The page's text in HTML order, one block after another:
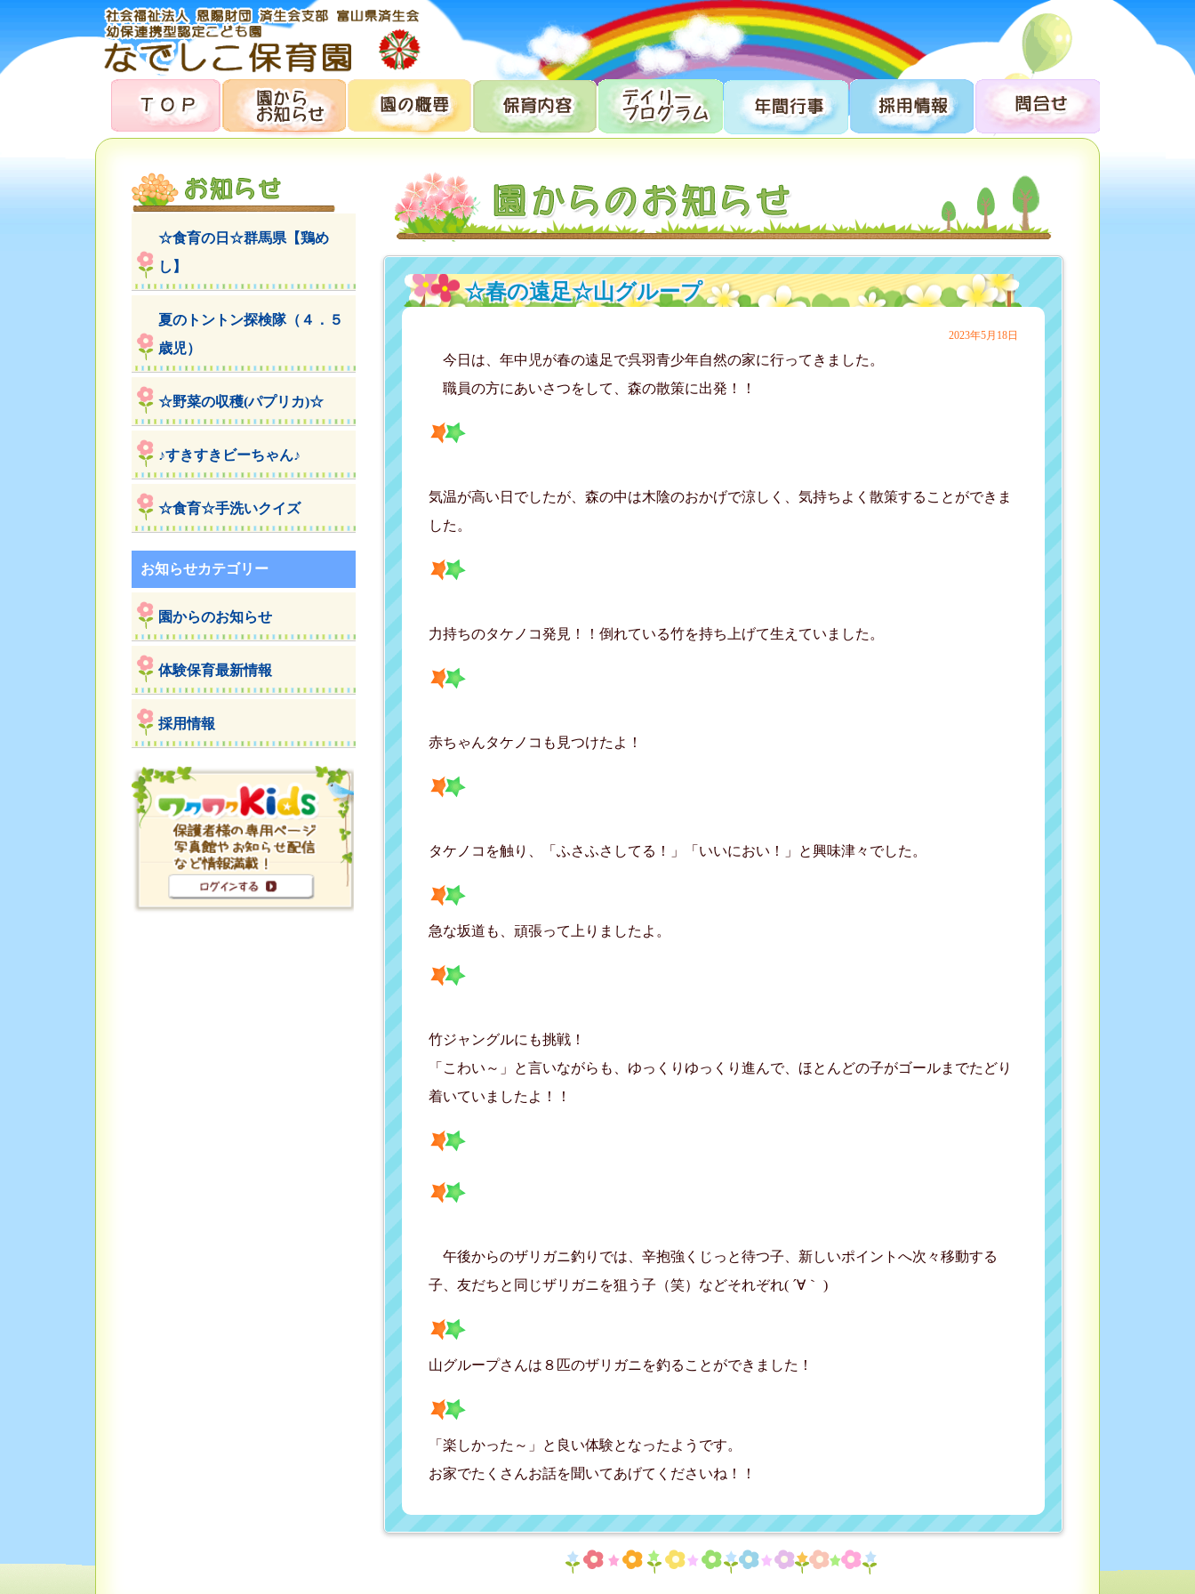
☆春の遠足☆山グループ
2023年5月18日
今日は、年中児が春の遠足で呉羽青少年自然の家に行ってきました。
職員の方にあいさつをして、森の散策に出発！！
気温が高い日でしたが、森の中は木陰のおかげで涼しく、気持ちよく散策することができま
した。
力持ちのタケノコ発見！！倒れている竹を持ち上げて生えていました。
赤ちゃんタケノコも見つけたよ！
タケノコを触り、「ふさふさしてる！」「いいにおい！」と興味津々でした。
急な坂道も、頑張って上りましたよ。
竹ジャングルにも挑戦！
「こわい～」と言いながらも、ゆっくりゆっくり進んで、ほとんどの子がゴールまでたどり
着いていましたよ！！
午後からのザリガニ釣りでは、辛抱強くじっと待つ子、新しいポイントへ次々移動する
子、友だちと同じザリガニを狙う子（笑）などそれぞれ( ´∀｀ )
山グループさんは８匹のザリガニを釣ることができました！
「楽しかった～」と良い体験となったようです。
お家でたくさんお話を聞いてあげてくださいね！！
☆食育の日☆群馬県【鶏め
し】
夏のトントン探検隊（４．５
歳児）
☆野菜の収穫(パプリカ)☆
♪すきすきビーちゃん♪
☆食育☆手洗いクイズ
お知らせカテゴリー
園からのお知らせ
体験保育最新情報
採用情報